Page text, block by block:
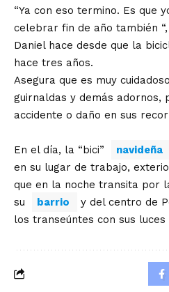
“Ya con eso termino. Es que
celebrar fin de año también
Daniel hace desde que la
hace tres años.
Asegura que es muy
guirnaldas y demás adornos,
accidente o daño en sus
En el día, la “bici” navideña
en su lugar de trabajo,
que en la noche transita por
su
barrio
y del centro de
los transeúntes con sus